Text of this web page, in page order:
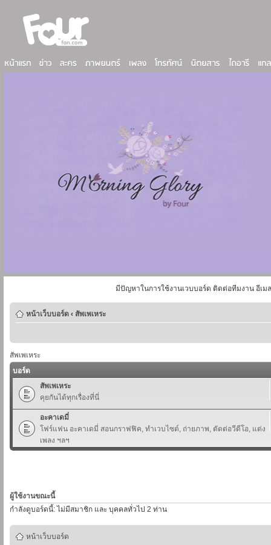
มีปัญหาในการใช้งานเวบบอร์ด ติดต่อทีมงาน อีเม
หน้าเว็บบอร์ด ‹ สัพเพเหระ
สัพเพเหระ
บอร์ด
สัพเพเหระ
คุยกันได้ทุกเรื่องที่นี่
อะคาเดมี่
โฟร์แฟน อะคาเดมี่ สอนกราฟฟิค, ทำเวบไซต์, ถ่ายภาพ, ตัดต่อวีดีโอ, แต่ง
เพลง ฯลฯ
ผู้ใช้งานขณะนี้
กำลังดูบอร์ดนี้: ไม่มีสมาชิก และ บุคคลทั่วไป 2 ท่าน
หน้าเว็บบอร์ด